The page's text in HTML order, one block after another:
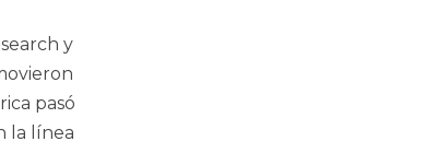
y
pasó
la línea